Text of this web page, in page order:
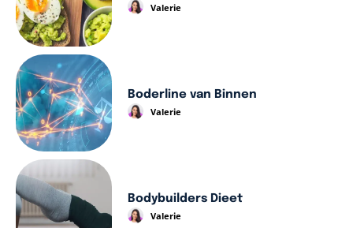
Valerie
Boderline van Binnen
Valerie
Bodybuilders Dieet
Valerie